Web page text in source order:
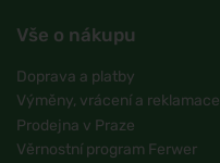
Vše o nákupu
Doprava a platby
Výměny, vrácení a reklamace
Prodejna v Praze
Věrnostní program Ferwer